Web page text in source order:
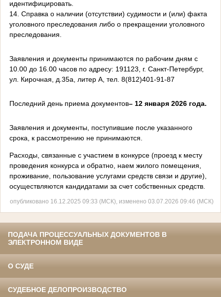
идентифицировать.
14. Справка о наличии (отсутствии) судимости и (или) факта
уголовного преследования либо о прекращении уголовного
преследования.
Заявления и документы принимаются по рабочим дням с
10.00 до 16.00 часов по адресу: 191123, г. Санкт-Петербург,
ул. Кирочная, д.35а, литер А, тел. 8(812)401-91-87
Последний день приема документов– 12 января 2026 года.
Заявления и документы, поступившие после указанного
срока, к рассмотрению не принимаются.
Расходы, связанные с участием в конкурсе (проезд к месту
проведения конкурса и обратно, наем жилого помещения,
проживание, пользование услугами средств связи и другие),
осуществляются кандидатами за счет собственных средств.
опубликовано 16.12.2025 09:33 (МСК), изменено 03.07.2026 09:46 (МСК)
ПОДАЧА ПРОЦЕССУАЛЬНЫХ ДОКУМЕНТОВ В
ЭЛЕКТРОННОМ ВИДЕ
О СУДЕ
СУДЕБНОЕ ДЕЛОПРОИЗВОДСТВО